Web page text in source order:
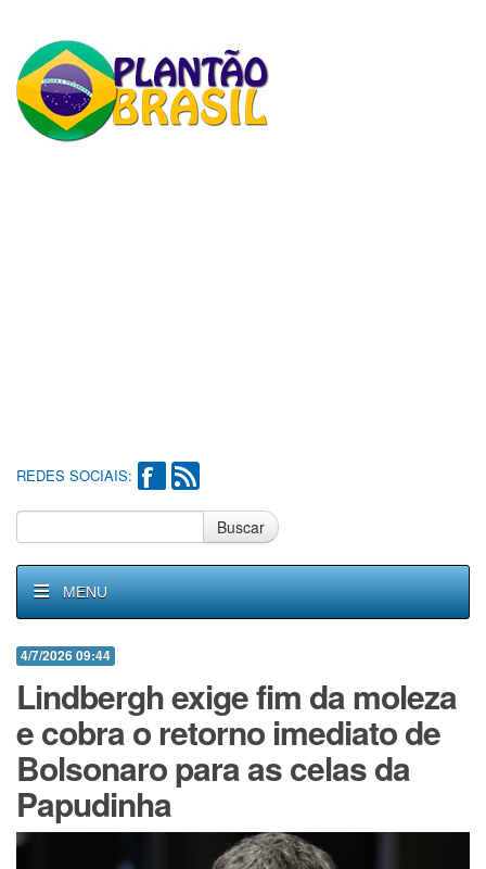
REDES SOCIAIS:
Buscar
MENU
4/7/2026 09:44
Lindbergh exige fim da moleza
e cobra o retorno imediato de
Bolsonaro para as celas da
Papudinha